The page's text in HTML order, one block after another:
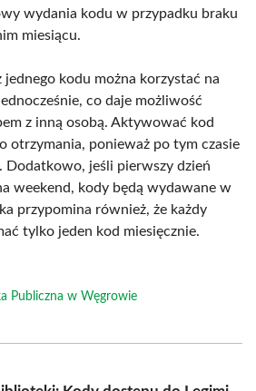
wydania kodu w przypadku braku
miesiącu.
jednego kodu można korzystać na
co daje możliwość
z inną osobą. Aktywować kod
otrzymania, ponieważ po tym czasie
Dodatkowo, jeśli pierwszy dzień
weekend, kody będą wydawane w
przypomina również, że każdy
tylko jeden kod miesięcznie.
Publiczna w Węgrowie